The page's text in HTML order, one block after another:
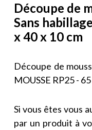
Découpe de
Sans
x 40 x 10 cm
Découpe de
MOUSSE RP25 -
Si vous êtes vous
par un produit à